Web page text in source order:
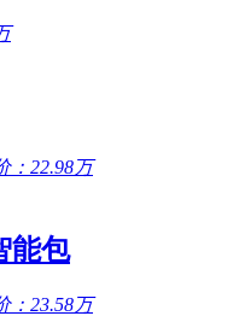
：22.98万
能包
：23.58万